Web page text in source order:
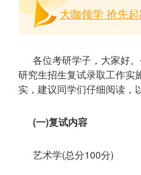
大咖领学 抢先
各位考研学子，大家好
研究生招生复试录取工作实
实，建议同学们仔细阅读，
(一)复试内容
艺术学(总分100分)